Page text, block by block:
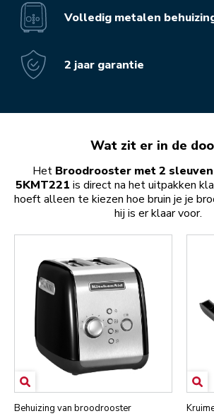
Volledig metalen
2 jaar garantie
Wat zit er in de
Het Broodrooster met 2
5KMT221 is direct na het uitpakken
hoeft alleen te kiezen hoe bruin je je
hij is er klaar voor.
Behuizing van broodrooster